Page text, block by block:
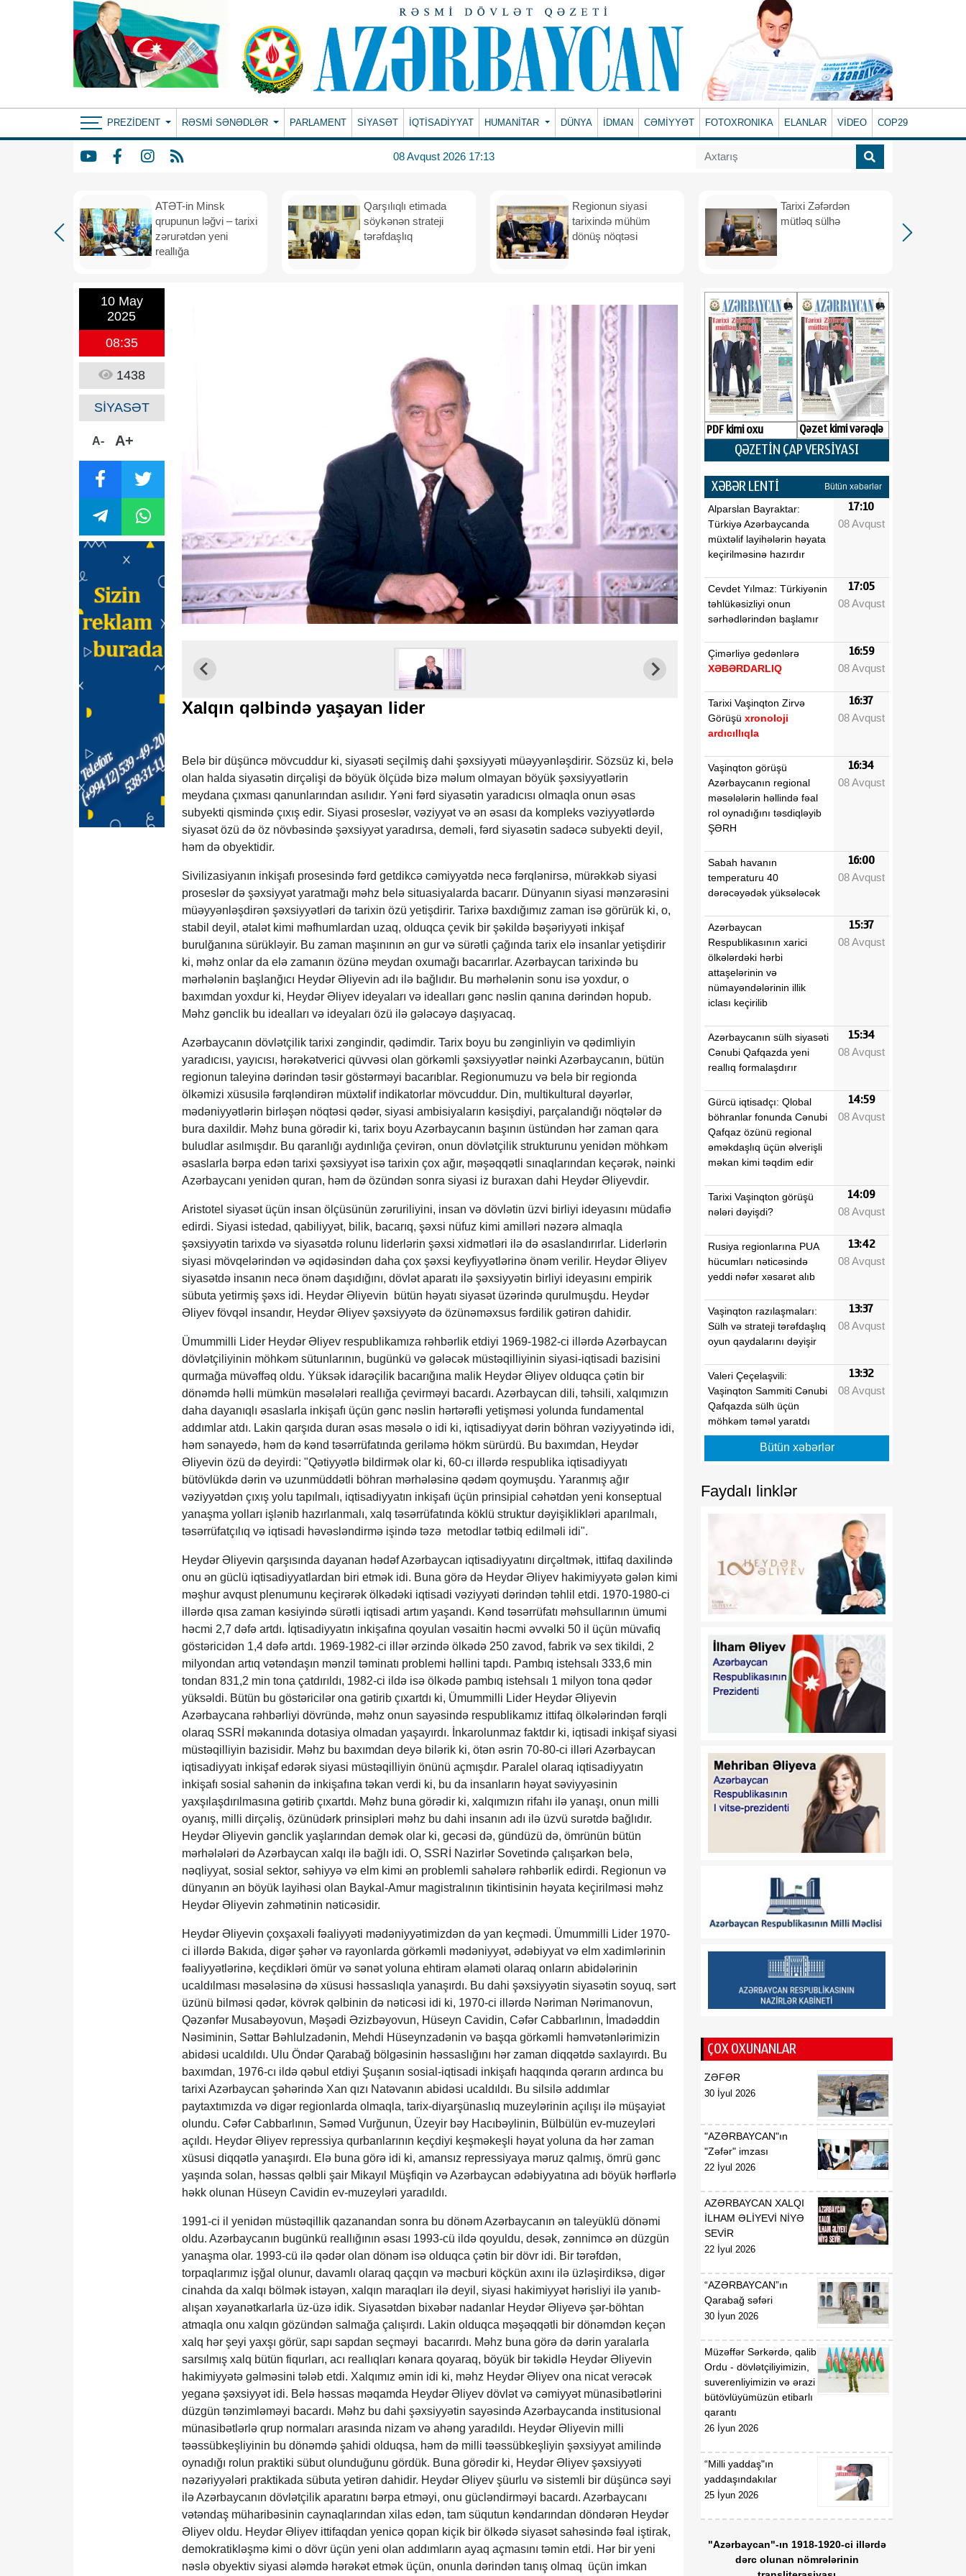
PREZIDENT RƏSMI SƏNƏDLƏR PARLAMENT SİYASƏT İQTİSADİYYAT HUMANITAR DÜNYA İDMAN CƏMİYYƏT FOTOXRONIKA ELANLAR VİDEO COP29
08 Avqust 2026 17:13
ATƏT-in Minsk
qrupunun ləğvi – tarixi
zərurətdən yeni
reallığa
Qarşılıqlı etimada
söykənən strateji
tərəfdaşlıq
Regionun siyasi
tarixində mühüm
dönüş nöqtəsi
Tarixi Zəfərdən
mütləq sülhə
10 May
2025
08:35
1438
SİYASƏT
A- A+
Xalqın qəlbində yaşayan lider
Belə bir düşüncə mövcuddur ki, siyasəti seçilmiş dahi şəxsiyyəti müəyyənləşdirir. Sözsüz ki, belə
olan halda siyasətin dirçəlişi də böyük ölçüdə bizə məlum olmayan böyük şəxsiyyətlərin
meydana çıxması qanunlarından asılıdır. Yəni fərd siyasətin yaradıcısı olmaqla onun əsas
subyekti qismində çıxış edir. Siyasi proseslər, vəziyyət və ən əsası da kompleks vəziyyətlərdə
siyasət özü də öz növbəsində şəxsiyyət yaradırsa, deməli, fərd siyasətin sadəcə subyekti deyil,
həm də obyektidir.
Sivilizasiyanın inkişafı prosesində fərd getdikcə cəmiyyətdə necə fərqlənirsə, mürəkkəb siyasi
proseslər də şəxsiyyət yaratmağı məhz belə situasiyalarda bacarır. Dünyanın siyasi mənzərəsini
müəyyənləşdirən şəxsiyyətləri də tarixin özü yetişdirir. Tarixə baxdığımız zaman isə görürük ki, o,
stabil deyil, ətalət kimi məfhumlardan uzaq, olduqca çevik bir şəkildə bəşəriyyəti inkişaf
burulğanına sürükləyir. Bu zaman maşınının ən gur və sürətli çağında tarix elə insanlar yetişdirir
ki, məhz onlar da elə zamanın özünə meydan oxumağı bacarırlar. Azərbaycan tarixində bu
mərhələnin başlanğıcı Heydər Əliyevin adı ilə bağlıdır. Bu mərhələnin sonu isə yoxdur, o
baxımdan yoxdur ki, Heydər Əliyev ideyaları və idealları gənc nəslin qanına dərindən hopub.
Məhz gənclik bu idealları və ideyaları özü ilə gələcəyə daşıyacaq.
Azərbaycanın dövlətçilik tarixi zəngindir, qədimdir. Tarix boyu bu zənginliyin və qədimliyin
yaradıcısı, yayıcısı, hərəkətverici qüvvəsi olan görkəmli şəxsiyyətlər nəinki Azərbaycanın, bütün
regionun taleyinə dərindən təsir göstərməyi bacarıblar. Regionumuzu və belə bir regionda
ölkəmizi xüsusilə fərqləndirən müxtəlif indikatorlar mövcuddur. Din, multikultural dəyərlər,
mədəniyyətlərin birləşən nöqtəsi qədər, siyasi ambisiyaların kəsişdiyi, parçalandığı nöqtələr də
bura daxildir. Məhz buna görədir ki, tarix boyu Azərbaycanın başının üstündən hər zaman qara
buludlar asılmışdır. Bu qaranlığı aydınlığa çevirən, onun dövlətçilik strukturunu yenidən möhkəm
əsaslarla bərpa edən tarixi şəxsiyyət isə tarixin çox ağır, məşəqqətli sınaqlarından keçərək, nəinki
Azərbaycanı yenidən quran, həm də özündən sonra siyasi iz buraxan dahi Heydər Əliyevdir.
Aristotel siyasət üçün insan ölçüsünün zəruriliyini, insan və dövlətin üzvi birliyi ideyasını müdafiə
edirdi. Siyasi istedad, qabiliyyət, bilik, bacarıq, şəxsi nüfuz kimi amilləri nəzərə almaqla
şəxsiyyətin tarixdə və siyasətdə rolunu liderlərin şəxsi xidmətləri ilə də əsaslandırırlar. Liderlərin
siyasi mövqelərindən və əqidəsindən daha çox şəxsi keyfiyyətlərinə önəm verilir. Heydər Əliyev
siyasətdə insanın necə önəm daşıdığını, dövlət aparatı ilə şəxsiyyətin birliyi ideyasını empirik
sübuta yetirmiş şəxs idi. Heydər Əliyevin bütün həyatı siyasət üzərində qurulmuşdu. Heydər
Əliyev fövqəl insandır, Heydər Əliyev şəxsiyyətə də özünəməxsus fərdilik gətirən dahidir.
Ümummilli Lider Heydər Əliyev respublikamıza rəhbərlik etdiyi 1969-1982-ci illərdə Azərbaycan
dövlətçiliyinin möhkəm sütunlarının, bugünkü və gələcək müstəqilliyinin siyasi-iqtisadi bazisini
qurmağa müvəffəq oldu. Yüksək idarəçilik bacarığına malik Heydər Əliyev olduqca çətin bir
dönəmdə həlli mümkün məsələləri reallığa çevirməyi bacardı. Azərbaycan dili, təhsili, xalqımızın
daha dayanıqlı əsaslarla inkişafı üçün gənc nəslin hərtərəfli yetişməsi yolunda fundamental
addımlar atdı. Lakin qarşıda duran əsas məsələ o idi ki, iqtisadiyyat dərin böhran vəziyyətində idi,
həm sənayedə, həm də kənd təsərrüfatında geriləmə hökm sürürdü. Bu baxımdan, Heydər
Əliyevin özü də deyirdi: "Qətiyyətlə bildirmək olar ki, 60-cı illərdə respublika iqtisadiyyatı
bütövlükdə dərin və uzunmüddətli böhran mərhələsinə qədəm qoymuşdu. Yaranmış ağır
vəziyyətdən çıxış yolu tapılmalı, iqtisadiyyatın inkişafı üçün prinsipial cəhətdən yeni konseptual
yanaşma yolları işlənib hazırlanmalı, xalq təsərrüfatında köklü struktur dəyişiklikləri aparılmalı,
təsərrüfatçılıq və iqtisadi həvəsləndirmə işində təzə metodlar tətbiq edilməli idi".
Heydər Əliyevin qarşısında dayanan hədəf Azərbaycan iqtisadiyyatını dirçəltmək, ittifaq daxilində
onu ən güclü iqtisadiyyatlardan biri etmək idi. Buna görə də Heydər Əliyev hakimiyyətə gələn kimi
məşhur avqust plenumunu keçirərək ölkədəki iqtisadi vəziyyəti dərindən təhlil etdi. 1970-1980-ci
illərdə qısa zaman kəsiyində sürətli iqtisadi artım yaşandı. Kənd təsərrüfatı məhsullarının ümumi
həcmi 2,7 dəfə artdı. İqtisadiyyatın inkişafına qoyulan vəsaitin həcmi əvvəlki 50 il üçün müvafiq
göstəricidən 1,4 dəfə artdı. 1969-1982-ci illər ərzində ölkədə 250 zavod, fabrik və sex tikildi, 2
milyondan artıq vətəndaşın mənzil təminatı problemi həllini tapdı. Pambıq istehsalı 333,6 min
tondan 831,2 min tona çatdırıldı, 1982-ci ildə isə ölkədə pambıq istehsalı 1 milyon tona qədər
yüksəldi. Bütün bu göstəricilər ona gətirib çıxartdı ki, Ümummilli Lider Heydər Əliyevin
Azərbaycana rəhbərliyi dövründə, məhz onun sayəsində respublikamız ittifaq ölkələrindən fərqli
olaraq SSRİ məkanında dotasiya olmadan yaşayırdı. İnkarolunmaz faktdır ki, iqtisadi inkişaf siyasi
müstəqilliyin bazisidir. Məhz bu baxımdan deyə bilərik ki, ötən əsrin 70-80-ci illəri Azərbaycan
iqtisadiyyatı inkişaf edərək siyasi müstəqilliyin önünü açmışdır. Paralel olaraq iqtisadiyyatın
inkişafı sosial sahənin də inkişafına təkan verdi ki, bu da insanların həyat səviyyəsinin
yaxşılaşdırılmasına gətirib çıxartdı. Məhz buna görədir ki, xalqımızın rifahı ilə yanaşı, onun milli
oyanış, milli dirçəliş, özünüdərk prinsipləri məhz bu dahi insanın adı ilə üzvü surətdə bağlıdır.
Heydər Əliyevin gənclik yaşlarından demək olar ki, gecəsi də, gündüzü də, ömrünün bütün
mərhələləri də Azərbaycan xalqı ilə bağlı idi. O, SSRİ Nazirlər Sovetində çalışarkən belə,
nəqliyyat, sosial sektor, səhiyyə və elm kimi ən problemli sahələrə rəhbərlik edirdi. Regionun və
dünyanın ən böyük layihəsi olan Baykal-Amur magistralının tikintisinin həyata keçirilməsi məhz
Heydər Əliyevin zəhmətinin nəticəsidir.
Heydər Əliyevin çoxşaxəli fəaliyyəti mədəniyyətimizdən də yan keçmədi. Ümummilli Lider 1970-
ci illərdə Bakıda, digər şəhər və rayonlarda görkəmli mədəniyyət, ədəbiyyat və elm xadimlərinin
fəaliyyətlərinə, keçdikləri ömür və sənət yoluna ehtiram əlaməti olaraq onların abidələrinin
ucaldılması məsələsinə də xüsusi həssaslıqla yanaşırdı. Bu dahi şəxsiyyətin siyasətin soyuq, sərt
üzünü bilməsi qədər, kövrək qəlbinin də nəticəsi idi ki, 1970-ci illərdə Nəriman Nərimanovun,
Qəzənfər Musabəyovun, Məşədi Əzizbəyovun, Hüseyn Cavidin, Cəfər Cabbarlının, İmadəddin
Nəsiminin, Səttar Bəhlulzadənin, Mehdi Hüseynzadənin və başqa görkəmli həmvətənlərimizin
abidəsi ucaldıldı. Ulu Öndər Qarabağ bölgəsinin həssaslığını hər zaman diqqətdə saxlayırdı. Bu
baxımdan, 1976-cı ildə qəbul etdiyi Şuşanın sosial-iqtisadi inkişafı haqqında qərarın ardınca bu
tarixi Azərbaycan şəhərində Xan qızı Natəvanın abidəsi ucaldıldı. Bu silsilə addımlar
paytaxtımızda və digər regionlarda olmaqla, tarix-diyarşünaslıq muzeylərinin açılışı ilə müşayiət
olundu. Cəfər Cabbarlının, Səməd Vurğunun, Üzeyir bəy Hacıbəylinin, Bülbülün ev-muzeyləri
açıldı. Heydər Əliyev repressiya qurbanlarının keçdiyi keşməkeşli həyat yoluna da hər zaman
xüsusi diqqətlə yanaşırdı. Elə buna görə idi ki, amansız repressiyaya məruz qalmış, ömrü gənc
yaşında solan, həssas qəlbli şair Mikayıl Müşfiqin və Azərbaycan ədəbiyyatına adı böyük hərflərlə
həkk olunan Hüseyn Cavidin ev-muzeyləri yaradıldı.
1991-ci il yenidən müstəqillik qazanandan sonra bu dönəm Azərbaycanın ən taleyüklü dönəmi
oldu. Azərbaycanın bugünkü reallığının əsası 1993-cü ildə qoyuldu, desək, zənnimcə ən düzgün
yanaşma olar. 1993-cü ilə qədər olan dönəm isə olduqca çətin bir dövr idi. Bir tərəfdən,
torpaqlarımız işğal olunur, davamlı olaraq qaçqın və məcburi köçkün axını ilə üzləşirdiksə, digər
cinahda da xalqı bölmək istəyən, xalqın maraqları ilə deyil, siyasi hakimiyyət hərisliyi ilə yanıb-
alışan xəyanətkarlarla üz-üzə idik. Siyasətdən bixəbər nadanlar Heydər Əliyevə şər-böhtan
atmaqla onu xalqın gözündən salmağa çalışırdı. Lakin olduqca məşəqqətli bir dönəmdən keçən
xalq hər şeyi yaxşı görür, sapı sapdan seçməyi bacarırdı. Məhz buna görə də dərin yaralarla
sarsılmış xalq bütün fiqurları, acı reallıqları kənara qoyaraq, böyük bir təkidlə Heydər Əliyevin
hakimiyyətə gəlməsini tələb etdi. Xalqımız əmin idi ki, məhz Heydər Əliyev ona nicat verəcək
yeganə şəxsiyyət idi. Belə həssas məqamda Heydər Əliyev dövlət və cəmiyyət münasibətlərini
düzgün tənzimləməyi bacardı. Məhz bu dahi şəxsiyyətin sayəsində Azərbaycanda institusional
münasibətlərlə qrup normaları arasında nizam və ahəng yaradıldı. Heydər Əliyevin milli
təəssübkeşliyinin bu dönəmdə şahidi olduqsa, həm də milli təəssübkeşliyin şəxsiyyət amilində
oynadığı rolun praktiki sübut olunduğunu gördük. Buna görədir ki, Heydər Əliyev şəxsiyyəti
nəzəriyyələri praktikada sübuta yetirən dahidir. Heydər Əliyev şüurlu və sistemli bir düşüncə səyi
ilə Azərbaycanın dövlətçilik aparatını bərpa etməyi, onu gücləndirməyi bacardı. Azərbaycanı
vətəndaş müharibəsinin caynaqlarından xilas edən, tam süqutun kəndarından döndərən Heydər
Əliyev oldu. Heydər Əliyev ittifaqdan yenicə qopan kiçik bir ölkədə siyasət sahəsində fəal iştirak,
demokratikləşmə kimi o dövr üçün yeni olan addımların ayaq açmasını təmin etdi. Hər bir yeni
nəslə obyektiv siyasi aləmdə hərəkət etmək üçün, onunla dərindən tanış olmaq üçün imkan
PDF kimi oxu Qəzet kimi vərəqlə
QƏZETİN ÇAP VERSİYASI
XƏBƏR LENTİ Bütün xəbərlər
Alparslan Bayraktar:
Türkiyə Azərbaycanda
müxtəlif layihələrin həyata
keçirilməsinə hazırdır
17:10
08 Avqust
Cevdet Yılmaz: Türkiyənin
təhlükəsizliyi onun
sərhədlərindən başlamır
17:05
08 Avqust
Çimərliyə gedənlərə
XƏBƏRDARLIQ
16:59
08 Avqust
Tarixi Vaşinqton Zirvə
Görüşü xronoloji
ardıcıllıqla
16:37
08 Avqust
Vaşinqton görüşü
Azərbaycanın regional
məsələlərin həllində fəal
rol oynadığını təsdiqləyib
ŞƏRH
16:34
08 Avqust
Sabah havanın
temperaturu 40
dərəcəyədək yüksələcək
16:00
08 Avqust
Azərbaycan
Respublikasının xarici
ölkələrdəki hərbi
attaşelərinin və
nümayəndələrinin illik
iclası keçirilib
15:37
08 Avqust
Azərbaycanın sülh siyasəti
Cənubi Qafqazda yeni
reallıq formalaşdırır
15:34
08 Avqust
Gürcü iqtisadçı: Qlobal
böhranlar fonunda Cənubi
Qafqaz özünü regional
əməkdaşlıq üçün əlverişli
məkan kimi təqdim edir
14:59
08 Avqust
Tarixi Vaşinqton görüşü
nələri dəyişdi?
14:09
08 Avqust
Rusiya regionlarına PUA
hücumları nəticəsində
yeddi nəfər xəsarət alıb
13:42
08 Avqust
Vaşinqton razılaşmaları:
Sülh və strateji tərəfdaşlıq
oyun qaydalarını dəyişir
13:37
08 Avqust
Valeri Çeçelaşvili:
Vaşinqton Sammiti Cənubi
Qafqazda sülh üçün
möhkəm təməl yaratdı
13:32
08 Avqust
diplomatiyasında yeni
mərhələ oldu
13:03
08 Avqust
Vaşinqton görüşü sülh
prosesinin və ABŞ ilə
münasibətlərin tarixi
12:47
08 Avqust
Deputat: Vaşinqton
razılaşmaları Cənubi
Qafqazın dinc gələcəyi
üçün mühüm platforma
12:02
08 Avqust
Prezident İlham Əliyevin
sülh təşəbbüslərinin
nəticəsi: Azərbaycan və
Ermənistan bir-birini
potensial tərəfdaş kimi
11:35
08 Avqust
Vaşinqton razılaşmaları və
regional əməkdaşlıq
Azərbaycan regionda
getdikcə daha böyük rol
08 Avqust
münasibətlərinin inkişaf
trayektoriyası diqqətəlayiq
olub
11:20
Bütün xəbərlər
Faydalı linklər
ÇOX OXUNANLAR
ZƏFƏR
30 İyul 2026
"AZƏRBAYCAN"ın
"Zəfər" imzası
22 İyul 2026
AZƏRBAYCAN XALQI
İLHAM ƏLİYEVİ NİYƏ
SEVİR
22 İyul 2026
“AZƏRBAYCAN”ın
Qarabağ səfəri
30 İyun 2026
Müzəffər Sərkərdə, qalib
Ordu - dövlətçiliyimizin,
suverenliyimizin və ərazi
bütövlüyümüzün etibarlı
qarantı
26 İyun 2026
“Milli yaddaş"ın
yaddaşındakılar
25 İyun 2026
"Azərbaycan"-ın 1918-1920-ci illərdə
dərc olunan nömrələrinin